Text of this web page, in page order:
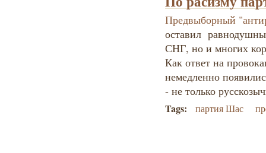
Предвыборный
оставил
СНГ, но и многих
Как ответ на
немедленно
- не только
Tags: партия Шас